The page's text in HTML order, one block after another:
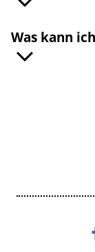
Was kann